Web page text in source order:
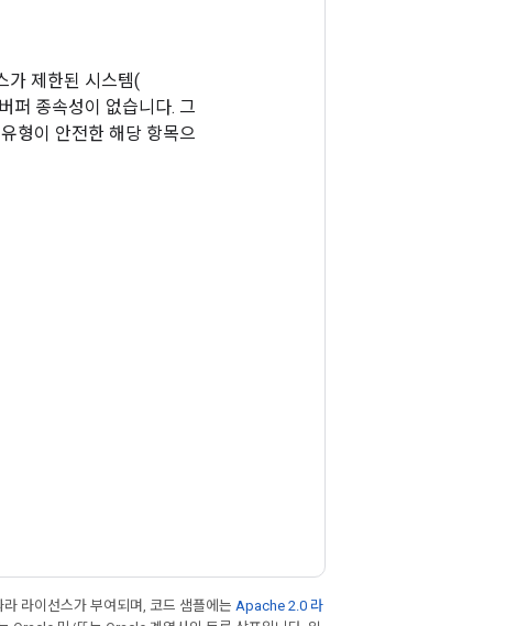
가 제한된 시스템(
퍼 종속성이 없습니다. 그
형이 안전한 해당 항목으
라 라이선스가 부여되며, 코드 샘플에는 Apache 2.0 라